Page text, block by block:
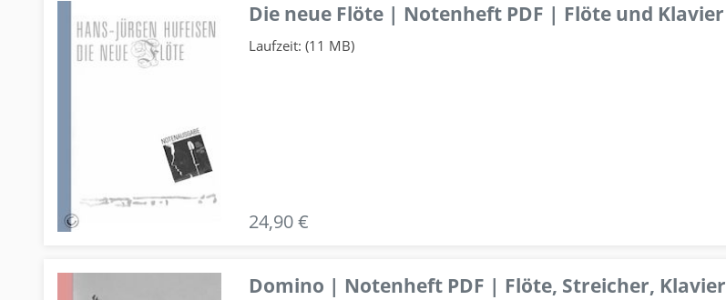
Die neue Flöte | Notenheft PDF | Flöte und Klavier
Laufzeit: (11 MB)
24,90 €
Domino | Notenheft PDF | Flöte, Streicher, Klavier